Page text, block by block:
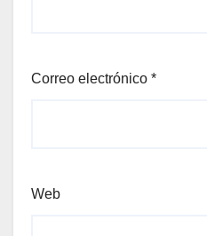
Correo electrónico *
Web